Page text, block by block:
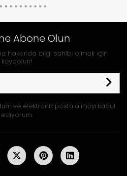
Abone Olun
hakkında bilgi sahibi olmak için
kaydolun!
ve elektronik posta almayı kabul
ediyorum.